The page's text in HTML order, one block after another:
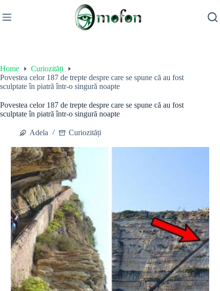
to
content
Home
Curiozități
Povestea celor 187 de trepte despre care se spune că au fost
sculptate în piatră într-o singură noapte
Povestea celor 187 de trepte despre care se spune că au fost
sculptate în piatră într-o singură noapte
Adela Curiozități